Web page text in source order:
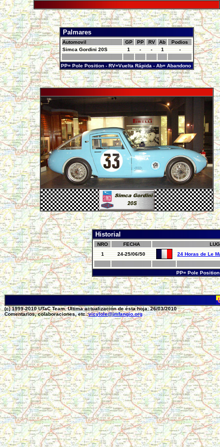
Palmares
Automovil GP PP RV Ab
Podios
Simca Gordini 20S
1 - - 1 -
PP= Pole Position - RV=Vuelta Rápida - Ab= Abandono
Historial
NRO FECHA
1
24-25/06/50 24 Horas de Le
PP= Pole
(c) 1999-2010 UTaC Team. Ultima actualización de ésta hoja: 26/03/2010
Comentarios, colaboraciones, etc.:vicylole@jmfangio.org